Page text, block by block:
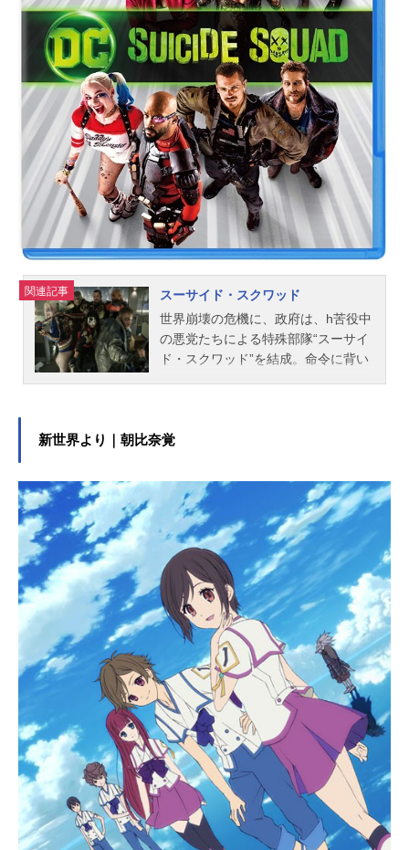
関連記事
スーサイド・スクワッド
世界崩壊の危機に、政府は、h苦役中
の悪党たちによる特殊部隊“スーサイ
ド・スクワッド”を結成。命令に背い
のことしか頭にないハーレイ・クイ
めの10人の悪党たちは、一体どんな
戦いを魅せるのか？作品名スーサイ
ド・スクワッド放送形態実写映画ス
ケジュール2016年9月10日（土）キ
ャストデッドショット：ウィル・ス
ミス（東地宏樹）ジョーカー：ジャ
レッド・レト（子安武人）ハーレ
イ・クイン：マーゴット・ロビー
（東條加那子）リック・フラッグ：
ジョエル・キナマン（宮内敦士）ア
マンダ・ウォラー：ヴィオラ・デイ
ヴィス（上村典子）ブーメラン：ジ
ェイ・コートニー（江川央生）ディ
アブロ：ジェイ・ヘルナンデス（佐
藤せつじ）キラークロック：アドウ
ェール・アキノエ＝アグバエ（カズ
レーザー（メイプル超合金））ジュ
ーン・ムーン/エンチャントレス：カ
ーラ・デルヴィーニュ（沢城みゆ
新世界より｜朝比奈覚